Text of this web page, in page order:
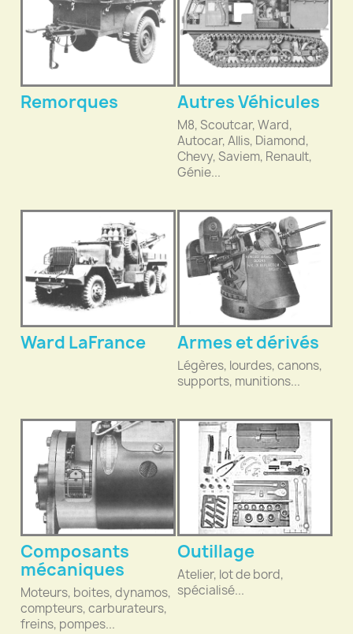
Remorques Autres Véhicules
M8, Scoutcar, Ward,
Autocar, Allis, Diamond,
Chevy, Saviem, Renault,
Génie...
Ward LaFrance Armes et dérivés
Légères, lourdes, canons,
supports, munitions...
Composants
mécaniques
Moteurs, boites, dynamos,
compteurs, carburateurs,
freins, pompes...
Outillage
Atelier, lot de bord,
spécialisé...